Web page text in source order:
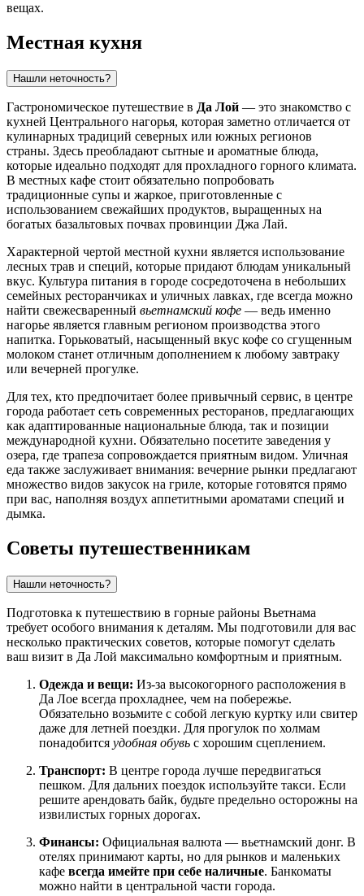
вещах.
Местная кухня
Нашли неточность?
Гастрономическое путешествие в Да Лой — это знакомство с
кухней Центрального нагорья, которая заметно отличается от
кулинарных традиций северных или южных регионов
страны. Здесь преобладают сытные и ароматные блюда,
которые идеально подходят для прохладного горного климата.
В местных кафе стоит обязательно попробовать
традиционные супы и жаркое, приготовленные с
использованием свежайших продуктов, выращенных на
богатых базальтовых почвах провинции Джа Лай.
Характерной чертой местной кухни является использование
лесных трав и специй, которые придают блюдам уникальный
вкус. Культура питания в городе сосредоточена в небольших
семейных ресторанчиках и уличных лавках, где всегда можно
найти свежесваренный вьетнамский кофе — ведь именно
нагорье является главным регионом производства этого
напитка. Горьковатый, насыщенный вкус кофе со сгущенным
молоком станет отличным дополнением к любому завтраку
или вечерней прогулке.
Для тех, кто предпочитает более привычный сервис, в центре
города работает сеть современных ресторанов, предлагающих
как адаптированные национальные блюда, так и позиции
международной кухни. Обязательно посетите заведения у
озера, где трапеза сопровождается приятным видом. Уличная
еда также заслуживает внимания: вечерние рынки предлагают
множество видов закусок на гриле, которые готовятся прямо
при вас, наполняя воздух аппетитными ароматами специй и
дымка.
Советы путешественникам
Нашли неточность?
Подготовка к путешествию в горные районы Вьетнама
требует особого внимания к деталям. Мы подготовили для вас
несколько практических советов, которые помогут сделать
ваш визит в Да Лой максимально комфортным и приятным.
Одежда и вещи: Из-за высокогорного расположения в
Да Лое всегда прохладнее, чем на побережье.
Обязательно возьмите с собой легкую куртку или свитер
даже для летней поездки. Для прогулок по холмам
понадобится удобная обувь с хорошим сцеплением.
Транспорт: В центре города лучше передвигаться
пешком. Для дальних поездок используйте такси. Если
решите арендовать байк, будьте предельно осторожны на
извилистых горных дорогах.
Финансы: Официальная валюта — вьетнамский донг. В
отелях принимают карты, но для рынков и маленьких
кафе всегда имейте при себе наличные. Банкоматы
можно найти в центральной части города.